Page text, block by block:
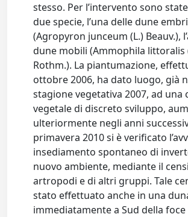
stesso. Per l’intervento sono
due specie, l’una delle dune
(Agropyron junceum (L.) Beauv.),
dune mobili (Ammophila littoralis
Rothm.). La piantumazione,
ottobre 2006, ha dato luogo, già
stagione vegetativa 2007, ad una
vegetale di discreto sviluppo,
ulteriormente negli anni
primavera 2010 si è verificato
insediamento spontaneo di
nuovo ambiente, mediante il
artropodi e di altri gruppi. Tale
stato effettuato anche in una
immediatamente a Sud della foce